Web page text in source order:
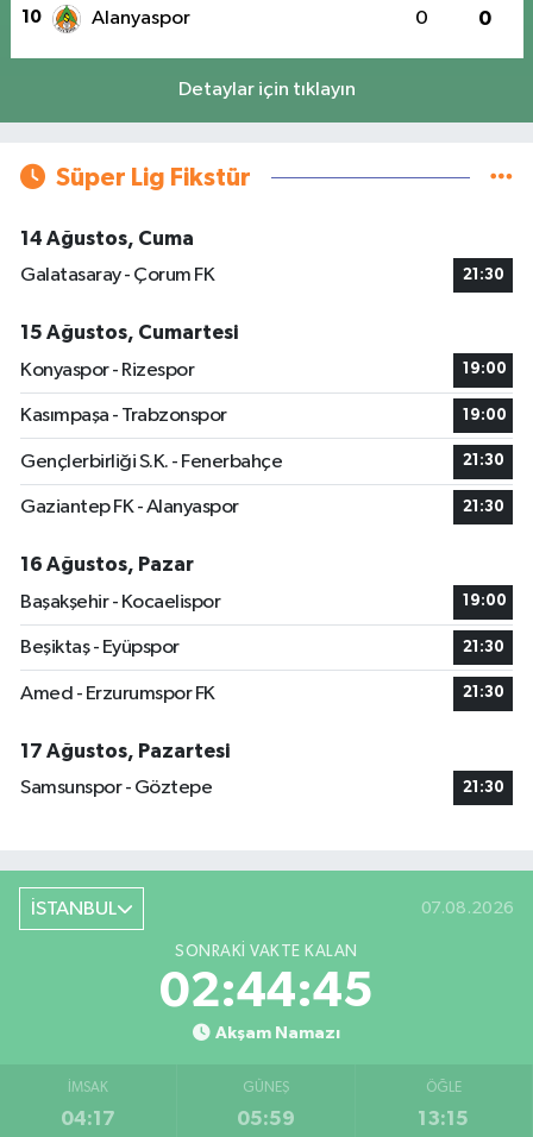
10 Alanyaspor 0 0
Detaylar için tıklayın
Süper Lig Fikstür
14 Ağustos, Cuma
Galatasaray - Çorum FK
21:30
15 Ağustos, Cumartesi
Konyaspor - Rizespor
19:00
Kasımpaşa - Trabzonspor 19:00
Gençlerbirliği S.K. - Fenerbahçe 21:30
Gaziantep FK - Alanyaspor 21:30
16 Ağustos, Pazar
Başakşehir - Kocaelispor
19:00
Beşiktaş - Eyüpspor 21:30
Amed - Erzurumspor FK 21:30
17 Ağustos, Pazartesi
Samsunspor - Göztepe
21:30
İSTANBUL 07.08.2026
SONRAKI VAKTE KALAN
02:44:44
Akşam Namazı
İMSAK
04:17
GÜNEŞ
05:59
ÖĞLE
13:15